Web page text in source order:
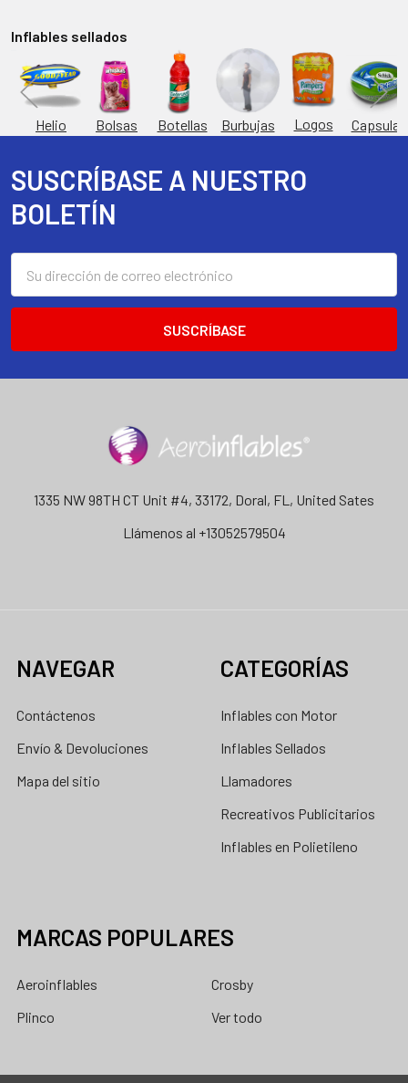
Inflables sellados
Helio Bolsas Botellas Burbujas Logos Capsulas
Footer
SUSCRÍBASE A NUESTRO
BOLETÍN
correo
1335 NW 98TH CT Unit #4, 33172, Doral, FL, United Sates
Llámenos al +13052579504
NAVEGAR
Contáctenos
Envío & Devoluciones
Mapa del sitio
CATEGORÍAS
Inflables con Motor
Inflables Sellados
Llamadores
Recreativos Publicitarios
Inflables en Polietileno
MARCAS POPULARES
Aeroinflables
Plinco
Crosby
Ver todo